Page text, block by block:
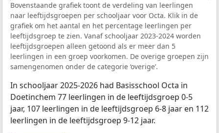
Bovenstaande grafiek toont de verdeling van leerlingen
naar leeftijdsgroepen per schooljaar voor Octa. Klik in de
grafiek om het aantal en het percentage leerlingen per
leeftijdsgroep te zien. Vanaf schooljaar 2023-2024 worden
leeftijdsgroepen alleen getoond als er meer dan 5
leerlingen in een groep voorkomen. De overige groepen zijn
samengenomen onder de categorie ‘overige’.
In schooljaar 2025-2026 had Basisschool Octa in
Doetinchem 77 leerlingen in de leeftijdsgroep 0-5
jaar, 107 leerlingen in de leeftijdsgroep 6-8 jaar en 112
leerlingen in de leeftijdsgroep 9-12 jaar.